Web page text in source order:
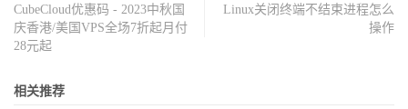
CubeCloud优惠码 - 2023中秋国
庆香港/美国VPS全场7折起月付
28元起
Linux关闭终端不结束进程怎么
操作
相关推荐